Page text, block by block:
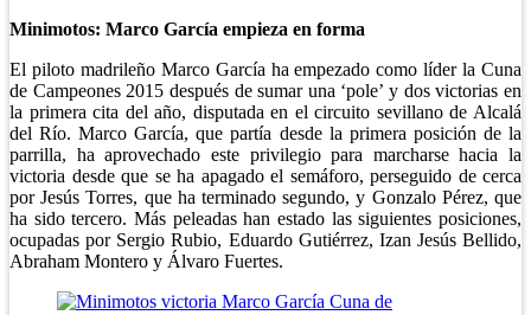
Minimotos: Marco García empieza en forma
El piloto madrileño Marco García ha empezado como líder la Cuna
de Campeones 2015 después de sumar una ‘pole’ y dos victorias en
la primera cita del año, disputada en el circuito sevillano de Alcalá
del Río. Marco García, que partía desde la primera posición de la
parrilla, ha aprovechado este privilegio para marcharse hacia la
victoria desde que se ha apagado el semáforo, perseguido de cerca
por Jesús Torres, que ha terminado segundo, y Gonzalo Pérez, que
ha sido tercero. Más peleadas han estado las siguientes posiciones,
ocupadas por Sergio Rubio, Eduardo Gutiérrez, Izan Jesús Bellido,
Abraham Montero y Álvaro Fuertes.